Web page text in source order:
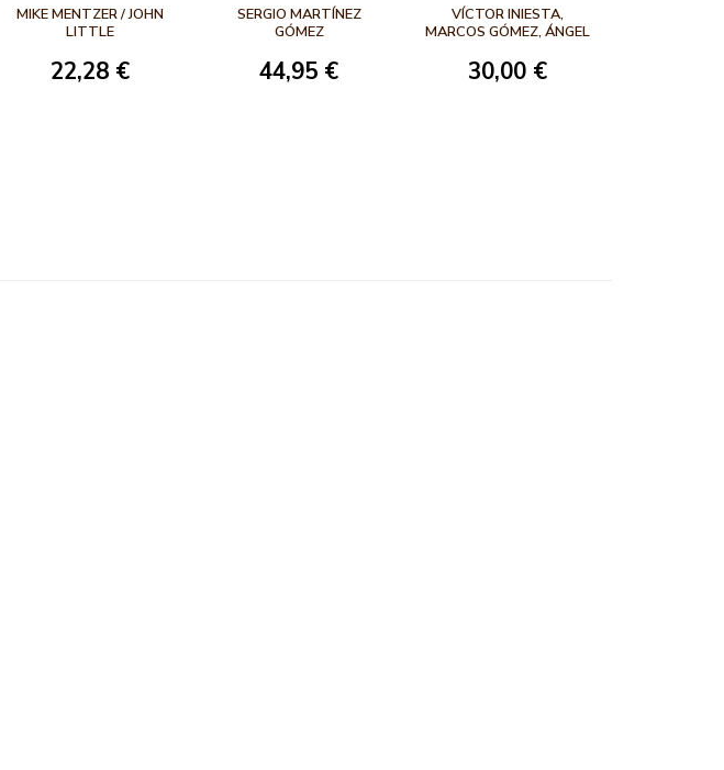
MIKE MENTZER
WAY
MIKE MENTZER / JOHN
LITTLE
22,28 €
HIPERTROFIA
SERGIO MARTÍNEZ
GÓMEZ
44,95 €
CALCULA LA
DOSIS ÓPTIMA DE
VÍCTOR INIESTA,
MARCOS GÓMEZ, ÁNGEL
30,00 €